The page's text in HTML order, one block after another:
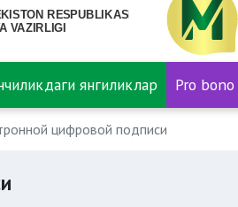
янгиликлар Pro bono
цифровой подписи